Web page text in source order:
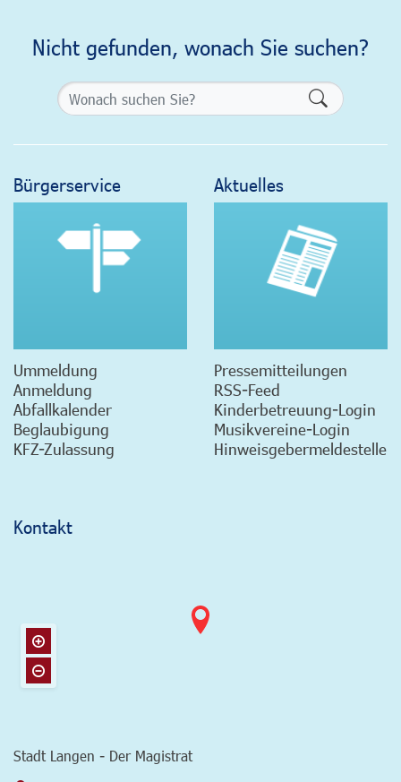
Nicht gefunden, wonach Sie suchen?
Bürgerservice
Ummeldung
Anmeldung
Abfallkalender
Beglaubigung
KFZ-Zulassung
Aktuelles
Pressemitteilungen
RSS-Feed
Kinderbetreuung-Login
Musikvereine-Login
Hinweisgebermeldestelle
Kontakt
Stadt Langen - Der Magistrat